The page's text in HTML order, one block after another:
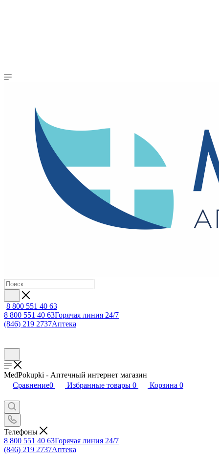
8 800 551 40 63
8 800 551 40 63Горячая линия 24/7
(846) 219 2737Аптека
MedPokupki - Аптечный интернет магазин
Сравнение0 Избранные товары 0 Корзина 0
Телефоны
8 800 551 40 63Горячая линия 24/7
(846) 219 2737Аптека